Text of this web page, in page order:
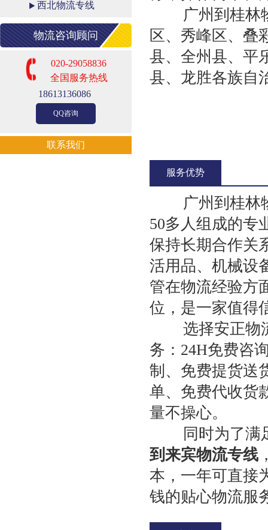
西北物流专线
物流咨询顾问
020-29058836
全国服务热线
18613136086
QQ咨询
联系我们
广州到桂林物
区、秀峰区、叠
县、全州县、平
县、龙胜各族自
服务优势
广州到桂林物
50多人组成的专
保持长期合作关
活用品、机械设
管在物流经验方
位，是一家值得
选择安正物流
务：24H免费咨
制、免费提货送
单、免费代收货
量不操心。
同时为了满足
到来宾物流专线
本，一年可直接
钱的贴心物流服